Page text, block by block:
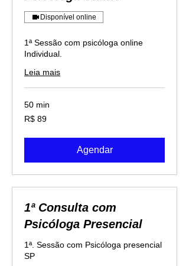
Disponível online
1ª Sessão com psicóloga online
Individual.
Leia mais
50 min
89
Reais
R$ 89
Agendar
1ª Consulta com
Psicóloga Presencial
1ª. Sessão com Psicóloga presencial
SP